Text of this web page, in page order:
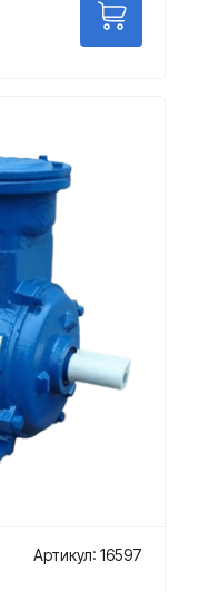
Артикул: 16597